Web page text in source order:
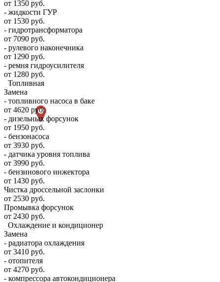
от 1350 руб.
- жидкости ГУР
от 1530 руб.
- гидротрансформатора
от 7090 руб.
- рулевого наконечника
от 1290 руб.
- ремня гидроусилителя
от 1280 руб.
Топливная
Замена
- топливного насоса в баке
от 4620 руб.
- дизельных форсунок
от 1950 руб.
- бензонасоса
от 3930 руб.
- датчика уровня топлива
от 3990 руб.
- бензинового инжектора
от 1430 руб.
Чистка дроссельной заслонки
от 2530 руб.
Промывка форсунок
от 2430 руб.
Охлаждение и кондиционер
Замена
- радиатора охлаждения
от 3410 руб.
- отопителя
от 4270 руб.
- компрессора автокондиционера